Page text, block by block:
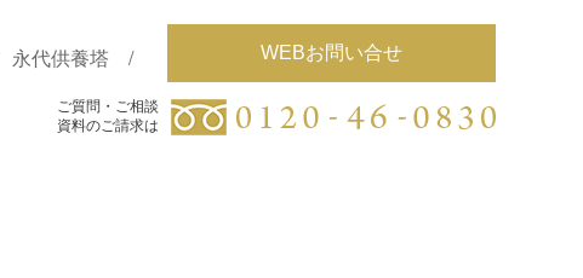
永代供養塔 WEBお問い合せ
ご質問・ご相談
資料のご請求は
ご質問・ご相談
資料のご請求は